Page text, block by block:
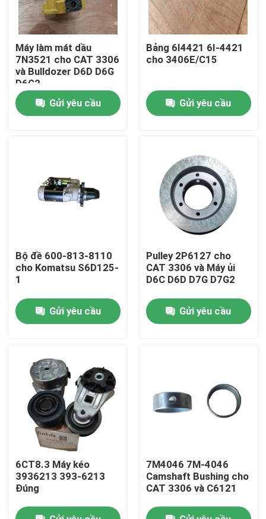
Video
Chuyến tham quan nhà máy
Kiểm soát chất lượng
Liên hệ với chúng tôi
Tin tức
tải xuống
Blog
Máy làm mát dầu
7N3521 cho CAT 3306
và Bulldozer D6D D6G
D6G2
Gửi yêu cầu
Bảng 6I4421 6I-4421
cho 3406E/C15
Gửi yêu cầu
Bộ đề 600-813-8110
cho Komatsu S6D125-
1
Gửi yêu cầu
Pulley 2P6127 cho
CAT 3306 và Máy ủi
D6C D6D D7G D7G2
Gửi yêu cầu
6CT8.3 Máy kéo
3936213 393-6213
Đúng
7M4046 7M-4046
Camshaft Bushing cho
CAT 3306 và C6121